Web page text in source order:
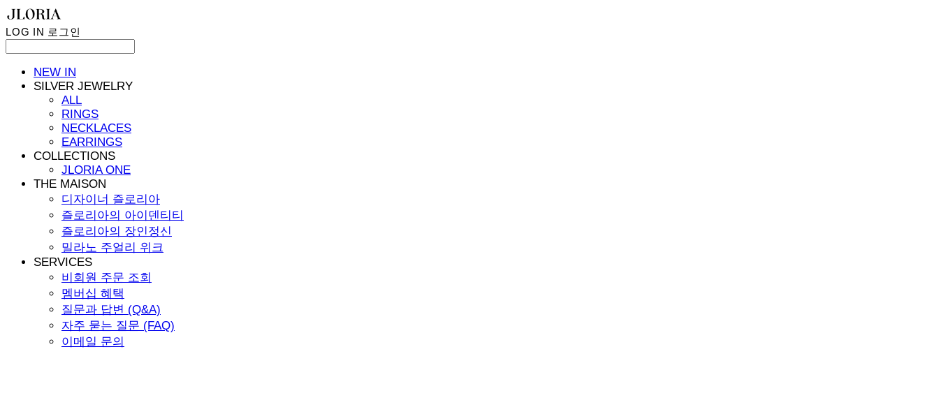
LOG IN 로그인
NEW IN
SILVER JEWELRY
ALL
RINGS
NECKLACES
EARRINGS
COLLECTIONS
JLORIA ONE
THE MAISON
디자이너 즐로리아
즐로리아의 아이덴티티
즐로리아의 장인정신
밀라노 주얼리 위크
SERVICES
비회원 주문 조회
멤버십 혜택
질문과 답변 (Q&A)
자주 묻는 질문 (FAQ)
이메일 문의